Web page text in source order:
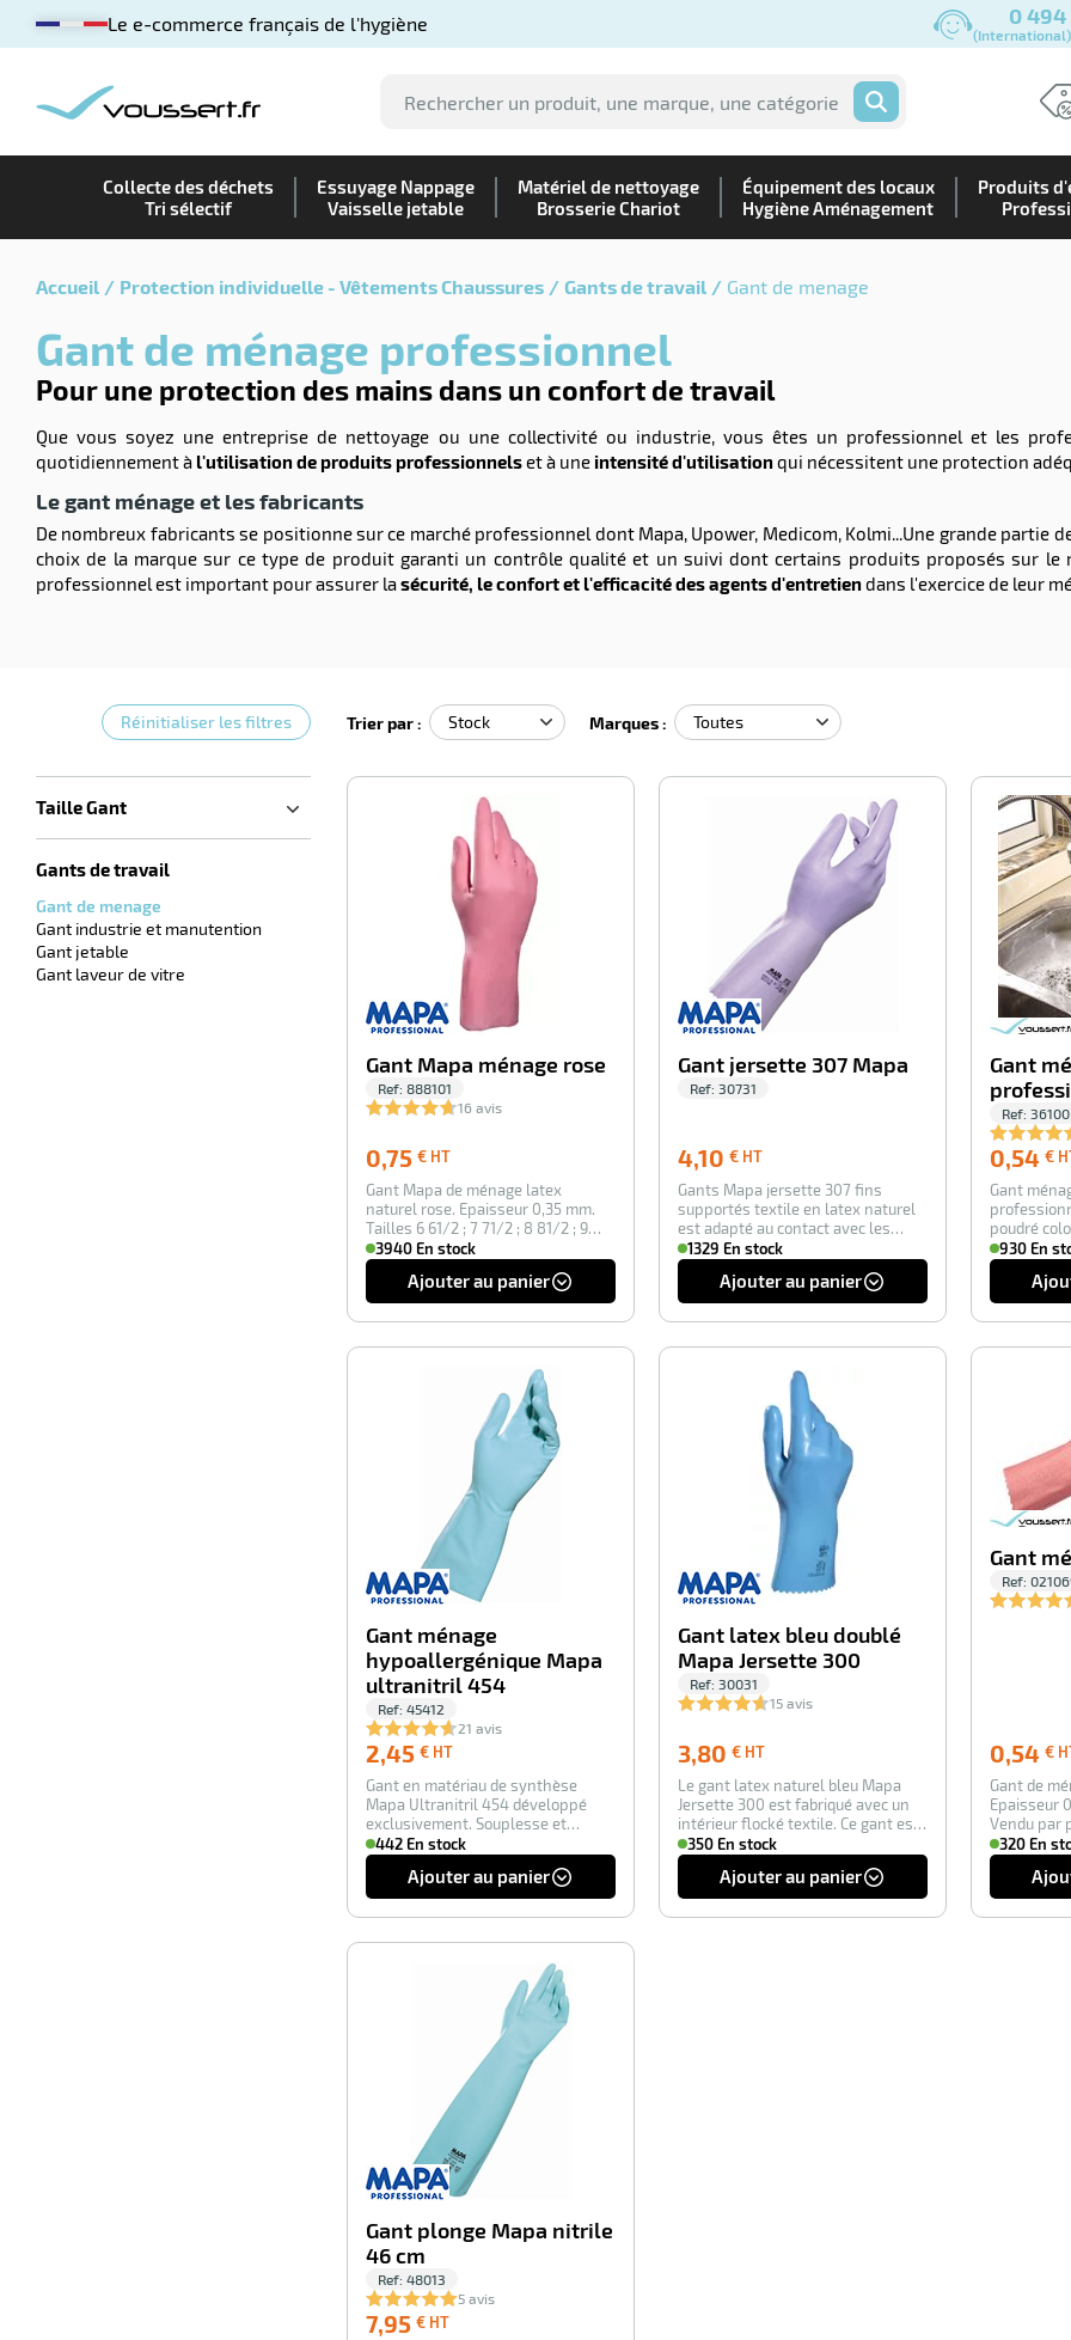
Le e-commerce français de l'hygiène 0 494
OK
Collecte des déchets
Tri sélectif
Essuyage Nappage
Vaisselle jetable
Matériel de nettoyage
Brosserie Chariot
Équipement des locaux
Hygiène Aménagement
Produits
Accueil Protection individuelle - Vêtements Chaussures Gants de travail Gant de menage
Gant de ménage professionnel
Pour une protection des mains dans un confort de travail
Que vous soyez une entreprise de nettoyage ou une collectivité ou industrie, vous êtes un professionnel et les
quotidiennement à l'utilisation de produits professionnelset à une intensité d'utilisationqui nécessitent une protection
Le gant ménage et les fabricants
De nombreux fabricants se positionne sur ce marché professionnel dont Mapa, Upower, Medicom, Kolmi...Une grande partie
choix de la marque sur ce type de produit garanti un contrôle qualité et un suivi dont certains produits proposés sur le
professionnel est important pour assurer lasécurité, le confort et l'efficacité des agents d'entretiendans l'exercice de leur
Trier par : Marques :
Réinitialiser les filtres
Taille Gant
Gants de travail
Gant de menage
Gant industrie et manutention
Gant jetable
Gant laveur de vitre
Gant Mapa ménage rose
Ref: 888101
16 avis
0,75 € HT
HT
Gant Mapa de ménage latex
naturel rose. Epaisseur 0,35 mm.
Tailles 6 61/2 ; 7 71/2 ; 8 81/2 ; 9
91/2. E…
3940 En stock
Ajouter au panier
Gant jersette 307 Mapa
Ref: 30731
4,10 € HT
HT
Gants Mapa jersette 307 fins
supportés textile en latex naturel
est adapté au contact avec les
denrées al…
1329 En stock
Ajouter au panier
Gant
Ref: 36100
0,54 €
Gant
poudré
mm
930 En
Gant ménage
hypoallergénique Mapa
ultranitril 454
Ref: 45412
21 avis
2,45 € HT
HT
Gant en matériau de synthèse
Mapa Ultranitril 454 développé
exclusivement. Souplesse et
finesse du touche…
442 En stock
Ajouter au panier
Gant latex bleu doublé
Mapa Jersette 300
Ref: 30031
15 avis
3,80 € HT
HT
Le gant latex naturel bleu Mapa
Jersette 300 est fabriqué avec un
intérieur flocké textile. Ce gant est
…350 En stock
Ajouter au panier
Gant
Ref:
0,54 €
Gant de
Epaisseur
Vendu par
…320 En
Gant plonge Mapa nitrile
46 cm
Ref: 48013
5 avis
7,95 € HT